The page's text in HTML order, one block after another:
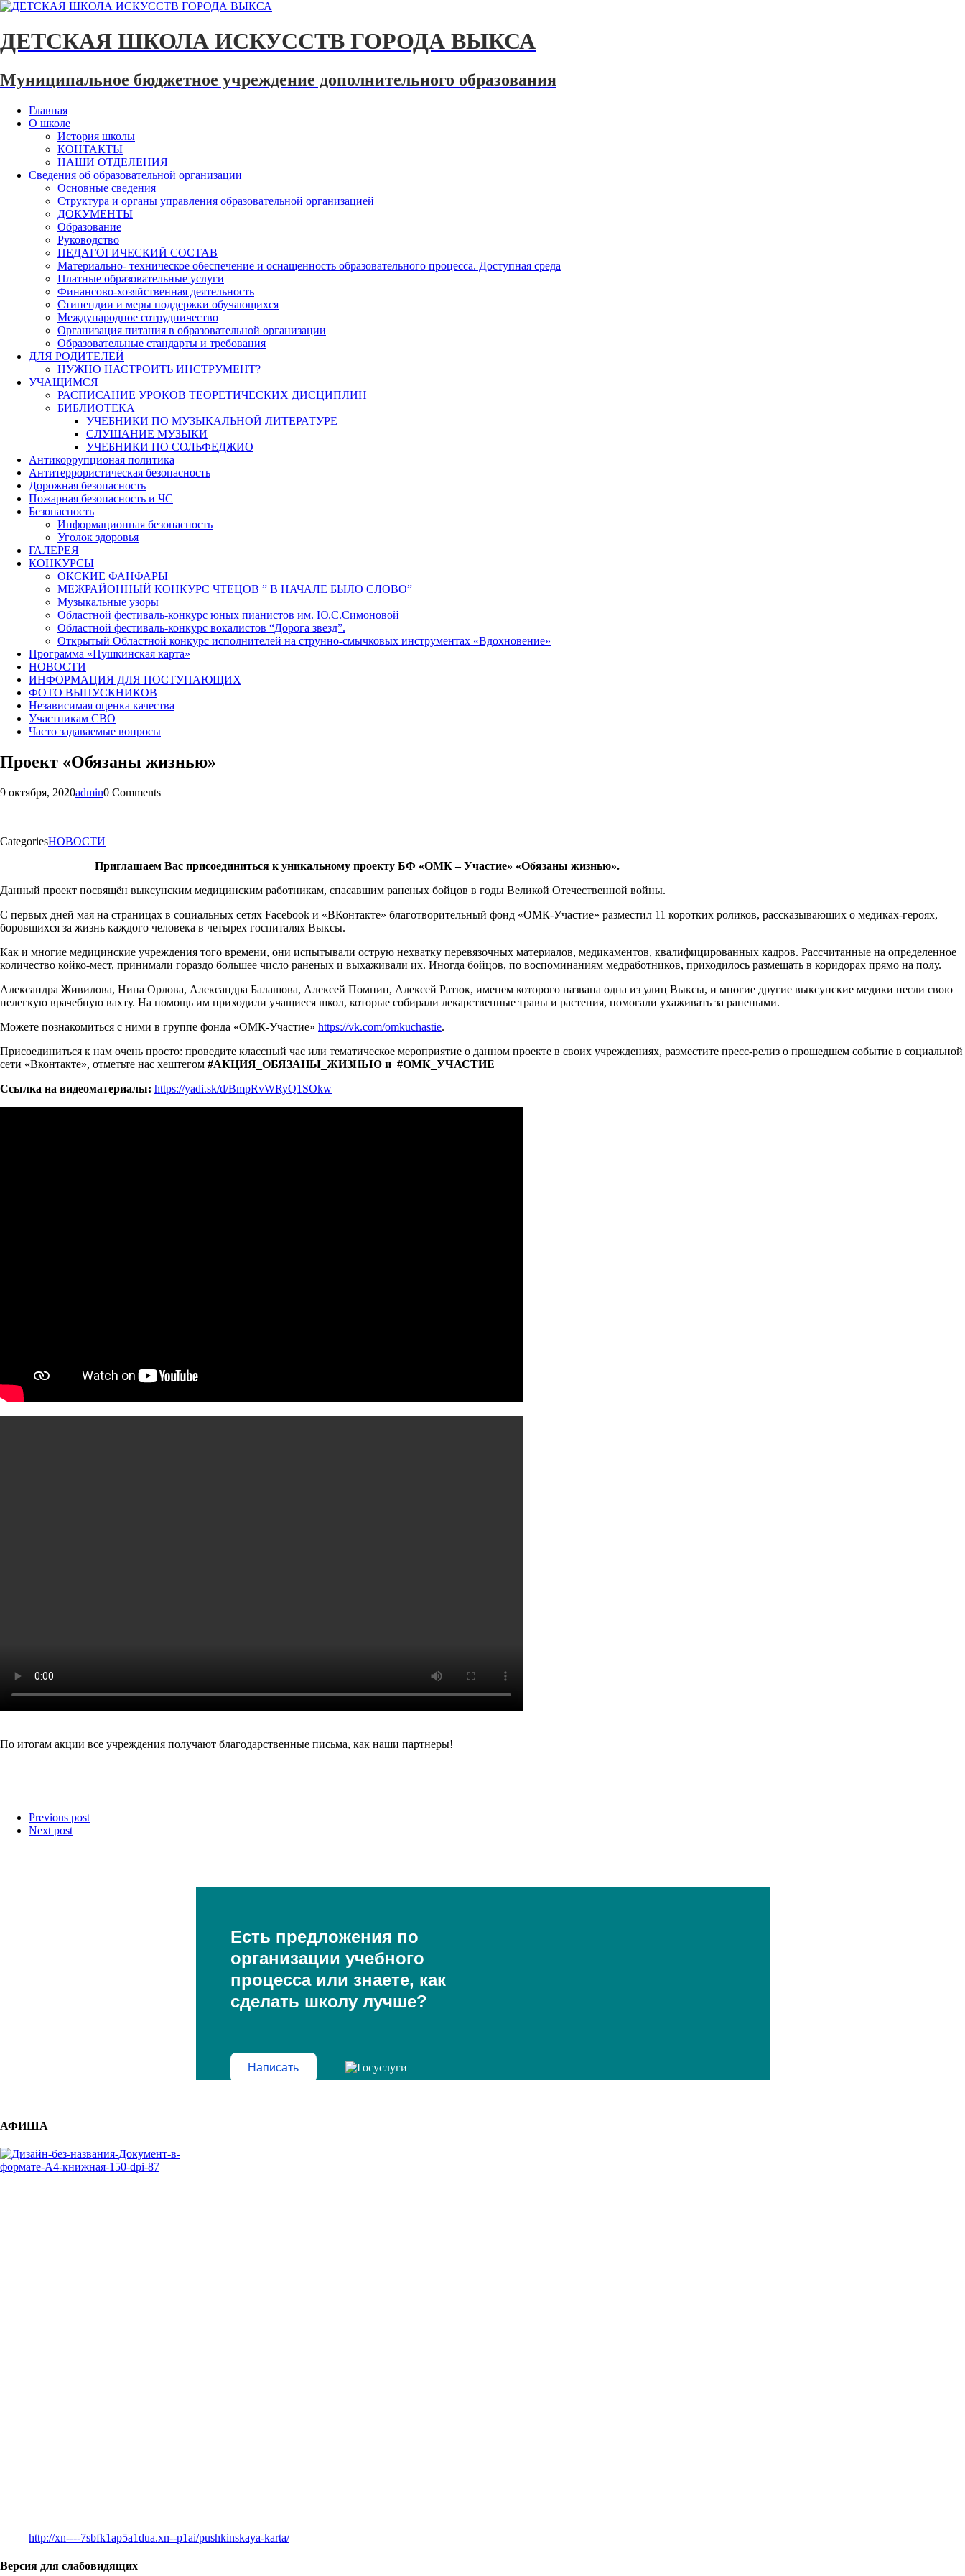
ДЕТСКАЯ ШКОЛА ИСКУССТВ ГОРОДА ВЫКСА
Муниципальное бюджетное учреждение дополнительного образования
Главная
О школе
История школы
КОНТАКТЫ
НАШИ ОТДЕЛЕНИЯ
Сведения об образовательной организации
Основные сведения
Структура и органы управления образовательной организацией
ДОКУМЕНТЫ
Образование
Руководство
ПЕДАГОГИЧЕСКИЙ СОСТАВ
Материально- техническое обеспечение и оснащенность образовательного процесса. Доступная среда
Платные образовательные услуги
Финансово-хозяйственная деятельность
Стипендии и меры поддержки обучающихся
Международное сотрудничество
Организация питания в образовательной организации
Образовательные стандарты и требования
ДЛЯ РОДИТЕЛЕЙ
НУЖНО НАСТРОИТЬ ИНСТРУМЕНТ?
УЧАЩИМСЯ
РАСПИСАНИЕ УРОКОВ ТЕОРЕТИЧЕСКИХ ДИСЦИПЛИН
БИБЛИОТЕКА
УЧЕБНИКИ ПО МУЗЫКАЛЬНОЙ ЛИТЕРАТУРЕ
СЛУШАНИЕ МУЗЫКИ
УЧЕБНИКИ ПО СОЛЬФЕДЖИО
Антикоррупционая политика
Антитеррористическая безопасность
Дорожная безопасность
Пожарная безопасность и ЧС
Безопасность
Информационная безопасность
Уголок здоровья
ГАЛЕРЕЯ
КОНКУРСЫ
ОКСКИЕ ФАНФАРЫ
МЕЖРАЙОННЫЙ КОНКУРС ЧТЕЦОВ ” В НАЧАЛЕ БЫЛО СЛОВО”
Музыкальные узоры
Областной фестиваль-конкурс юных пианистов им. Ю.С.Симоновой
Областной фестиваль-конкурс вокалистов “Дорога звезд”.
Открытый Областной конкурс исполнителей на струнно-смычковых инструментах «Вдохновение»
Программа «Пушкинская карта»
НОВОСТИ
ИНФОРМАЦИЯ ДЛЯ ПОСТУПАЮЩИХ
ФОТО ВЫПУСКНИКОВ
Независимая оценка качества
Участникам СВО
Часто задаваемые вопросы
Проект «Обязаны жизнью»
9 октября, 2020admin0 Comments
CategoriesНОВОСТИ
Приглашаем Вас присоединиться к уникальному проекту БФ «ОМК – Участие» «Обязаны жизнью».
Данный проект посвящён выксунским медицинским работникам, спасавшим раненых бойцов в годы Великой Отечественной войны.
С первых дней мая на страницах в социальных сетях Facebook и «ВКонтакте» благотворительный фонд «ОМК-Участие» разместил 11 коротких роликов, рассказывающих о медиках-героях,
боровшихся за жизнь каждого человека в четырех госпиталях Выксы.
Как и многие медицинские учреждения того времени, они испытывали острую нехватку перевязочных материалов, медикаментов, квалифицированных кадров. Рассчитанные на определенное
количество койко-мест, принимали гораздо большее число раненых и выхаживали их. Иногда бойцов, по воспоминаниям медработников, приходилось размещать в коридорах прямо на полу.
Александра Живилова, Нина Орлова, Александра Балашова, Алексей Помнин, Алексей Ратюк, именем которого названа одна из улиц Выксы, и многие другие выксунские медики несли свою
нелегкую врачебную вахту. На помощь им приходили учащиеся школ, которые собирали лекарственные травы и растения, помогали ухаживать за ранеными.
Можете познакомиться с ними в группе фонда «ОМК-Участие» https://vk.com/omkuchastie.
Присоединиться к нам очень просто: проведите классный час или тематическое мероприятие о данном проекте в своих учреждениях, разместите пресс-релиз о прошедшем событие в социальной
сети «Вконтакте», отметьте нас хештегом #АКЦИЯ_ОБЯЗАНЫ_ЖИЗНЬЮ и #ОМК_УЧАСТИЕ
Ссылка на видеоматериалы: https://yadi.sk/d/BmpRvWRyQ1SOkw
По итогам акции все учреждения получают благодарственные письма, как наши партнеры!
Previous post
Next post
Есть предложения по
организации учебного
процесса или знаете, как
сделать школу лучше?
Написать
АФИША
http://xn----7sbfk1ap5a1dua.xn--p1ai/pushkinskaya-karta/
Версия для слабовидящих